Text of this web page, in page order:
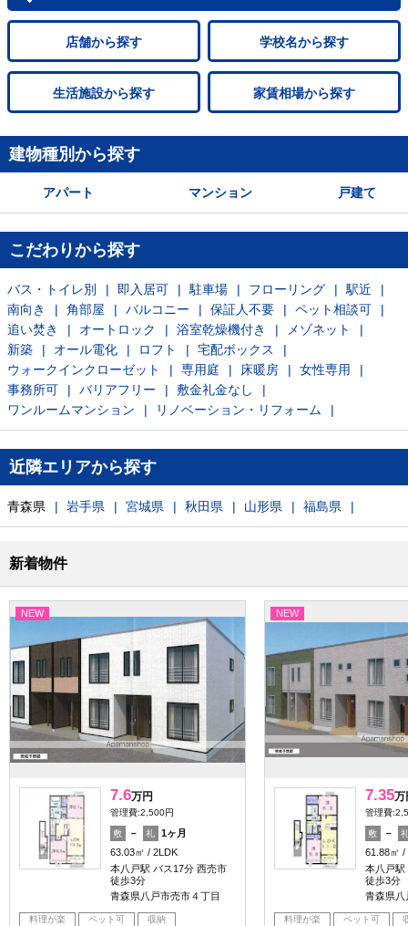
店舗から探す 学校名から探す
生活施設から探す 家賃相場から探す
建物種別から探す
アパート マンション 戸建て
こだわりから探す
バス・トイレ別 即入居可 駐車場 フローリング
駅近
南向き
角部屋 バルコニー 保証人不要
ペット相談可
追い焚き
オートロック 浴室乾燥機付き
メゾネット
新築
オール電化 ロフト
宅配ボックス
ウォークインクローゼット
専用庭 床暖房
女性専用
事務所可
バリアフリー
敷金礼金なし
ワンルームマンション
リノベーション・リフォーム
近隣エリアから探す
青森県 岩手県 宮城県 秋田県 山形県 福島県
新着物件
NEW
7.6万円
管理費:2,500円
敷 － 礼
1ヶ月
63.03㎡
2LDK
本八戸駅 バス17分 西売市
徒歩3分
青森県八戸市売市４丁目
料理が楽 ペット可 収納
NEW
7.35万
管理費
敷 －
61.88㎡
本八戸駅
徒歩3分
青森県八
料理が楽 ペット可